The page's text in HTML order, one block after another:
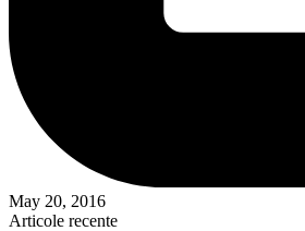
May 20, 2016
Articole recente